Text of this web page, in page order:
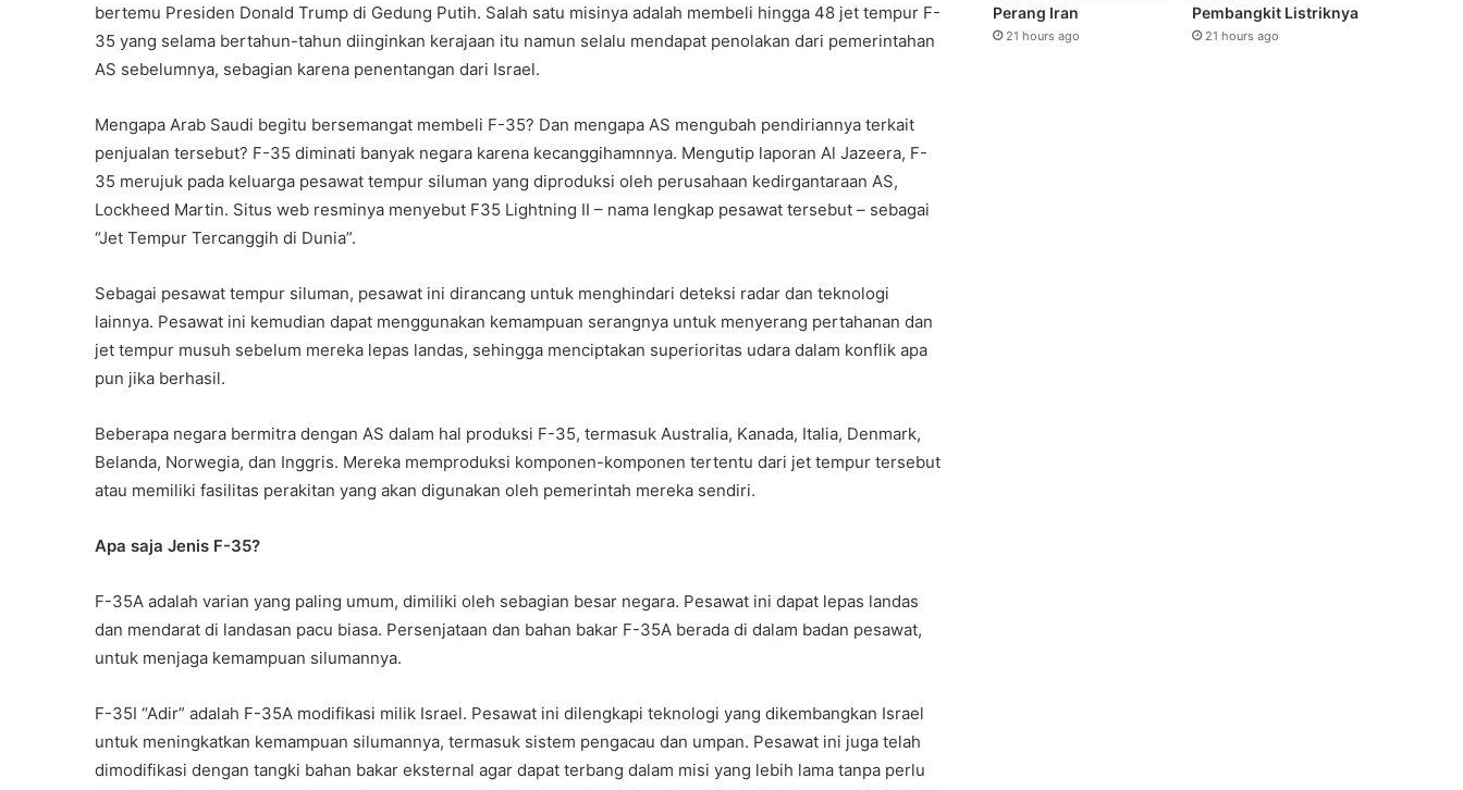
bertemu Presiden Donald Trump di Gedung Putih. Salah satu misinya adalah membeli hingga 48 jet tempur F-
35 yang selama bertahun-tahun diinginkan kerajaan itu namun selalu mendapat penolakan dari pemerintahan
AS sebelumnya, sebagian karena penentangan dari Israel.
Mengapa Arab Saudi begitu bersemangat membeli F-35? Dan mengapa AS mengubah pendiriannya terkait
penjualan tersebut? F-35 diminati banyak negara karena kecanggihamnnya. Mengutip laporan Al Jazeera, F-
35 merujuk pada keluarga pesawat tempur siluman yang diproduksi oleh perusahaan kedirgantaraan AS,
Lockheed Martin. Situs web resminya menyebut F35 Lightning II – nama lengkap pesawat tersebut – sebagai
“Jet Tempur Tercanggih di Dunia”.
Sebagai pesawat tempur siluman, pesawat ini dirancang untuk menghindari deteksi radar dan teknologi
lainnya. Pesawat ini kemudian dapat menggunakan kemampuan serangnya untuk menyerang pertahanan dan
jet tempur musuh sebelum mereka lepas landas, sehingga menciptakan superioritas udara dalam konflik apa
pun jika berhasil.
Beberapa negara bermitra dengan AS dalam hal produksi F-35, termasuk Australia, Kanada, Italia, Denmark,
Belanda, Norwegia, dan Inggris. Mereka memproduksi komponen-komponen tertentu dari jet tempur tersebut
atau memiliki fasilitas perakitan yang akan digunakan oleh pemerintah mereka sendiri.
Apa saja Jenis F-35?
F-35A adalah varian yang paling umum, dimiliki oleh sebagian besar negara. Pesawat ini dapat lepas landas
dan mendarat di landasan pacu biasa. Persenjataan dan bahan bakar F-35A berada di dalam badan pesawat,
untuk menjaga kemampuan silumannya.
F-35I “Adir” adalah F-35A modifikasi milik Israel. Pesawat ini dilengkapi teknologi yang dikembangkan Israel
untuk meningkatkan kemampuan silumannya, termasuk sistem pengacau dan umpan. Pesawat ini juga telah
dimodifikasi dengan tangki bahan bakar eksternal agar dapat terbang dalam misi yang lebih lama tanpa perlu
Perang Iran
21 hours ago
Pembangkit Listriknya
21 hours ago